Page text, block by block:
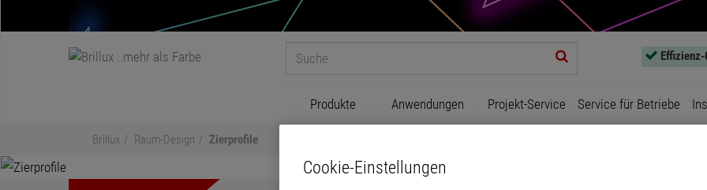
Produkte Anwendungen Projekt-Service Service für Betriebe
Brillux Raum-Design Zierprofile
Cookie-Einstellungen